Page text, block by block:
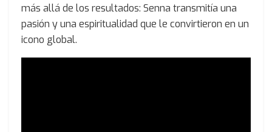
más allá de los resultados: Senna transmitía una
pasión y una espiritualidad que le convirtieron en un
icono global.